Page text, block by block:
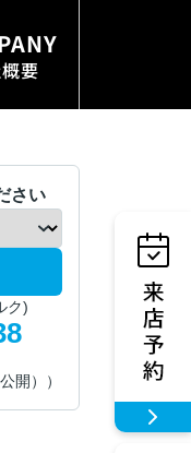
要
さい
ク)
開））